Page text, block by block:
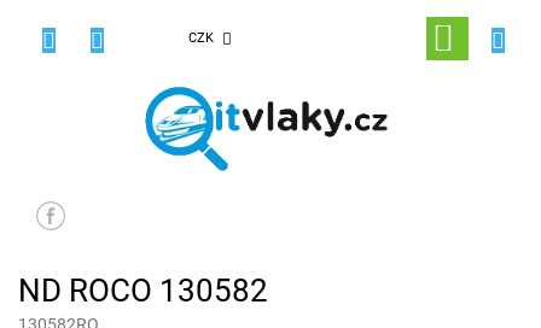
CZK
NÁKUPNÍ
KOŠÍK
ND ROCO 130582